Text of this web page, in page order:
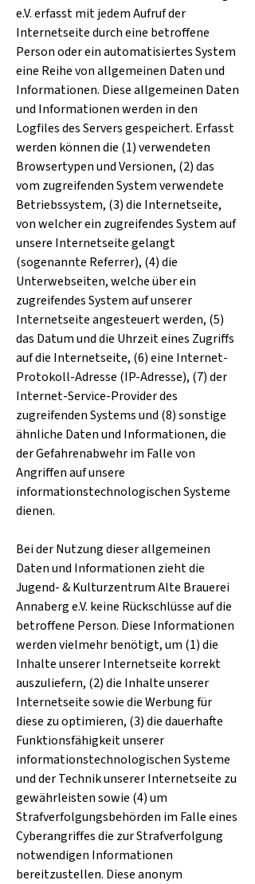
e.V. erfasst mit jedem Aufruf der
Internetseite durch eine betroffene
Person oder ein automatisiertes System
eine Reihe von allgemeinen Daten und
Informationen. Diese allgemeinen Daten
und Informationen werden in den
Logfiles des Servers gespeichert. Erfasst
werden können die (1) verwendeten
Browsertypen und Versionen, (2) das
vom zugreifenden System verwendete
Betriebssystem, (3) die Internetseite,
von welcher ein zugreifendes System auf
unsere Internetseite gelangt
(sogenannte Referrer), (4) die
Unterwebseiten, welche über ein
zugreifendes System auf unserer
Internetseite angesteuert werden, (5)
das Datum und die Uhrzeit eines Zugriffs
auf die Internetseite, (6) eine Internet-
Protokoll-Adresse (IP-Adresse), (7) der
Internet-Service-Provider des
zugreifenden Systems und (8) sonstige
ähnliche Daten und Informationen, die
der Gefahrenabwehr im Falle von
Angriffen auf unsere
informationstechnologischen Systeme
dienen.
Bei der Nutzung dieser allgemeinen
Daten und Informationen zieht die
Jugend- & Kulturzentrum Alte Brauerei
Annaberg e.V. keine Rückschlüsse auf die
betroffene Person. Diese Informationen
werden vielmehr benötigt, um (1) die
Inhalte unserer Internetseite korrekt
auszuliefern, (2) die Inhalte unserer
Internetseite sowie die Werbung für
diese zu optimieren, (3) die dauerhafte
Funktionsfähigkeit unserer
informationstechnologischen Systeme
und der Technik unserer Internetseite zu
gewährleisten sowie (4) um
Strafverfolgungsbehörden im Falle eines
Cyberangriffes die zur Strafverfolgung
notwendigen Informationen
bereitzustellen. Diese anonym